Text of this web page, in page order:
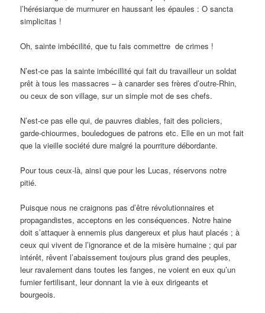
l’hérésiarque de murmurer en haussant les épaules : O sancta
simplicitas !
Oh, sainte imbécilité, que tu fais commettre de crimes !
N’est-ce pas la sainte imbécillité qui fait du travailleur un soldat
prêt à tous les massacres – à canarder ses frères d’outre-Rhin,
ou ceux de son village, sur un simple mot de ses chefs.
N’est-ce pas elle qui, de pauvres diables, fait des policiers,
garde-chiourmes, bouledogues de patrons etc. Elle en un mot fait
que la vieille société dure malgré la pourriture débordante.
Pour tous ceux-là, ainsi que pour les Lucas, réservons notre
pitié.
Puisque nous ne craignons pas d’être révolutionnaires et
propagandistes, acceptons en les conséquences. Notre haine
doit s’attaquer à ennemis plus dangereux et plus haut placés ; à
ceux qui vivent de l’ignorance et de la misère humaine ; qui par
intérêt, rêvent l’abaissement toujours plus grand des peuples,
leur ravalement dans toutes les fanges, ne voient en eux qu’un
fumier fertilisant, leur donnant la vie à eux dirigeants et
bourgeois.